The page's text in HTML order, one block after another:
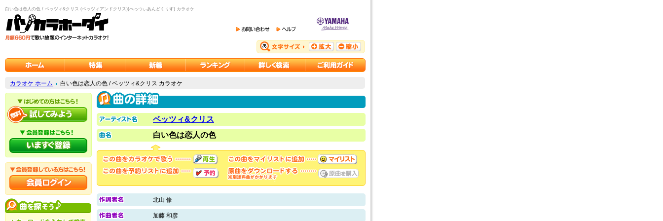
白い色は恋人の色 / ベッツィ&クリス (ベッツィアンドクリス)(べっつぃあんどくりす) カラオケ
カラオケ ホーム 白い色は恋人の色 / ベッツィ&クリス カラオケ
ベッツィ&クリス
白い色は恋人の色
北山 修
加藤 和彦